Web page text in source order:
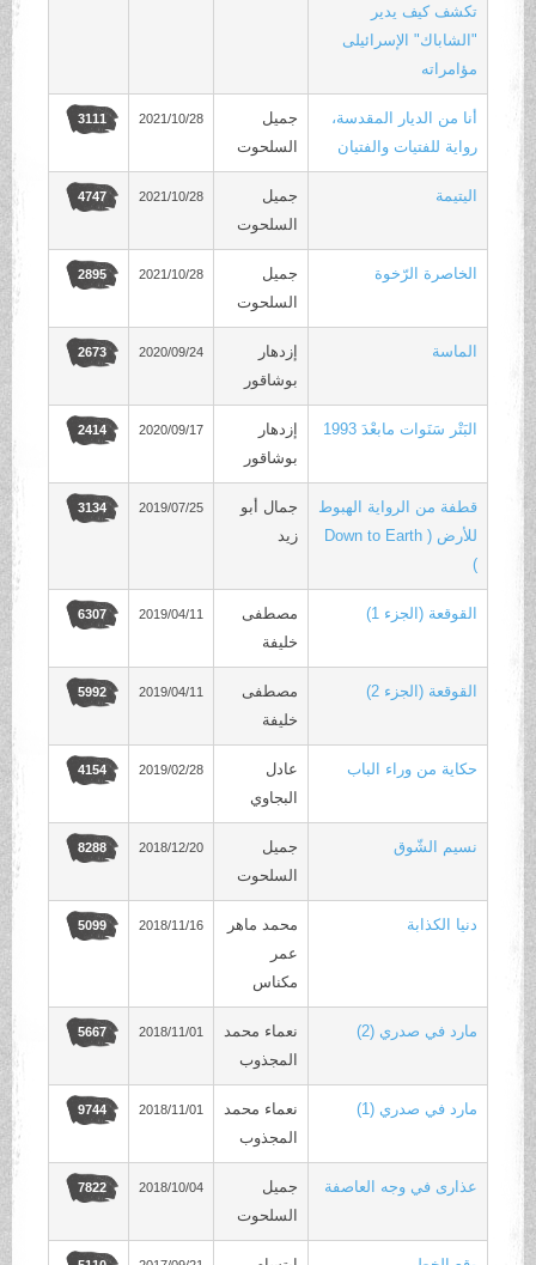
تكشف كيف يدير
"الشاباك" الإسرائيلى
مؤامراته
أنا من الديار المقدسة،
رواية للفتيات والفتيان
جميل
السلحوت
2021/10/28
3111
اليتيمة
جميل
السلحوت
2021/10/28
4747
الخاصرة الرّخوة
جميل
السلحوت
2021/10/28
2895
الماسة
إزدهار
بوشاقور
2020/09/24
2673
البَتْر سَنَوات مابعْدَ 1993
إزدهار
بوشاقور
2020/09/17
2414
قطفة من الرواية الهبوط
للأرض ( Down to Earth
جمال أبو
2019/07/25
3134
القوقعة (الجزء 1)
مصطفى
خليفة
2019/04/11
6307
القوقعة (الجزء 2)
مصطفى
خليفة
2019/04/11
5992
حكاية من وراء الباب
عادل
البجاوي
2019/02/28
4154
نسيم الشّوق
جميل
السلحوت
2018/12/20
8288
دنيا الكذابة
محمد ماهر
عمر
مكناس
2018/11/16
5099
مارد في صدري (2)
نعماء محمد
المجذوب
2018/11/01
5667
مارد في صدري (1)
نعماء محمد
المجذوب
2018/11/01
9744
عذارى في وجه العاصفة
جميل
السلحوت
2018/10/04
7822